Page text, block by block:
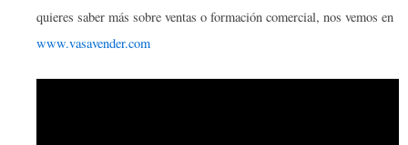
quieres saber más sobre ventas o formación comercial, nos vemos en
www.vasavender.com